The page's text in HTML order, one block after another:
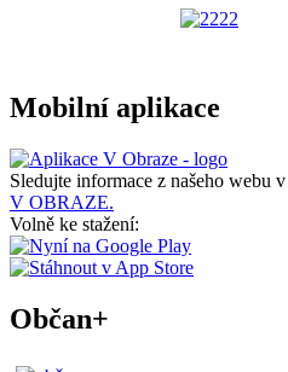
Mobilní aplikace
Sledujte informace z našeho webu v
V OBRAZE.
Volně ke stažení:
Občan+